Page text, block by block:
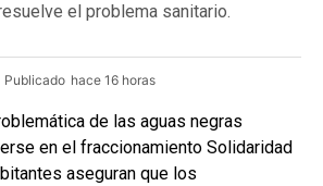
el problema sanitario.
Publicado hace 16 horas
de las aguas negras
en el fraccionamiento Solidaridad
aseguran que los